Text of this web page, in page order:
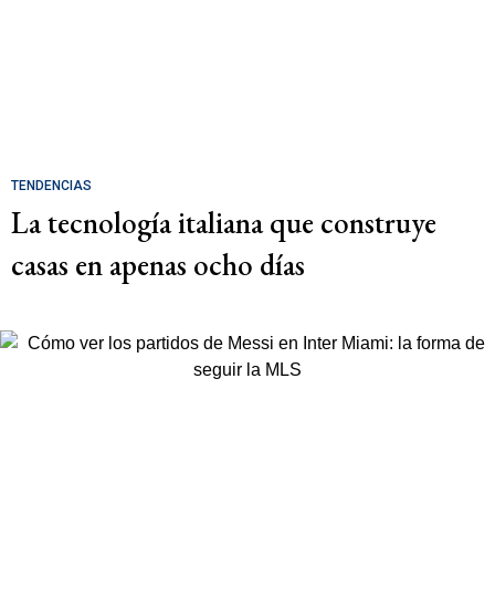
TENDENCIAS
La tecnología italiana que construye
casas en apenas ocho días